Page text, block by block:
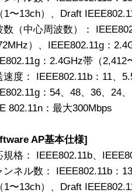
1〜13ch）、Draft
数（中心周波数）：
）、IEEE802.11g：
：2.4GHz帯（2,412
速度： IEEE802.11b：11、
：54、48、36、24
802.11n：最大300Mbps
AP基本仕様]
規格： IEEE802.11b、
ンネル数： IEEE802.11b：
1〜13ch）、Draft